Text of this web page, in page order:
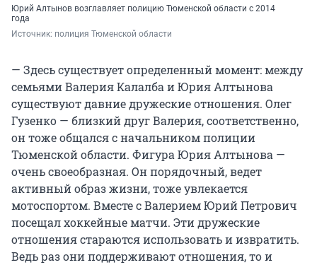
Юрий Алтынов возглавляет полицию Тюменской области с 2014
года
Источник: полиция Тюменской области
— Здесь существует определенный момент: между
семьями Валерия Калалба и Юрия Алтынова
существуют давние дружеские отношения. Олег
Гузенко — близкий друг Валерия, соответственно,
он тоже общался с начальником полиции
Тюменской области. Фигура Юрия Алтынова —
очень своеобразная. Он порядочный, ведет
активный образ жизни, тоже увлекается
мотоспортом. Вместе с Валерием Юрий Петрович
посещал хоккейные матчи. Эти дружеские
отношения стараются использовать и извратить.
Ведь раз они поддерживают отношения, то и